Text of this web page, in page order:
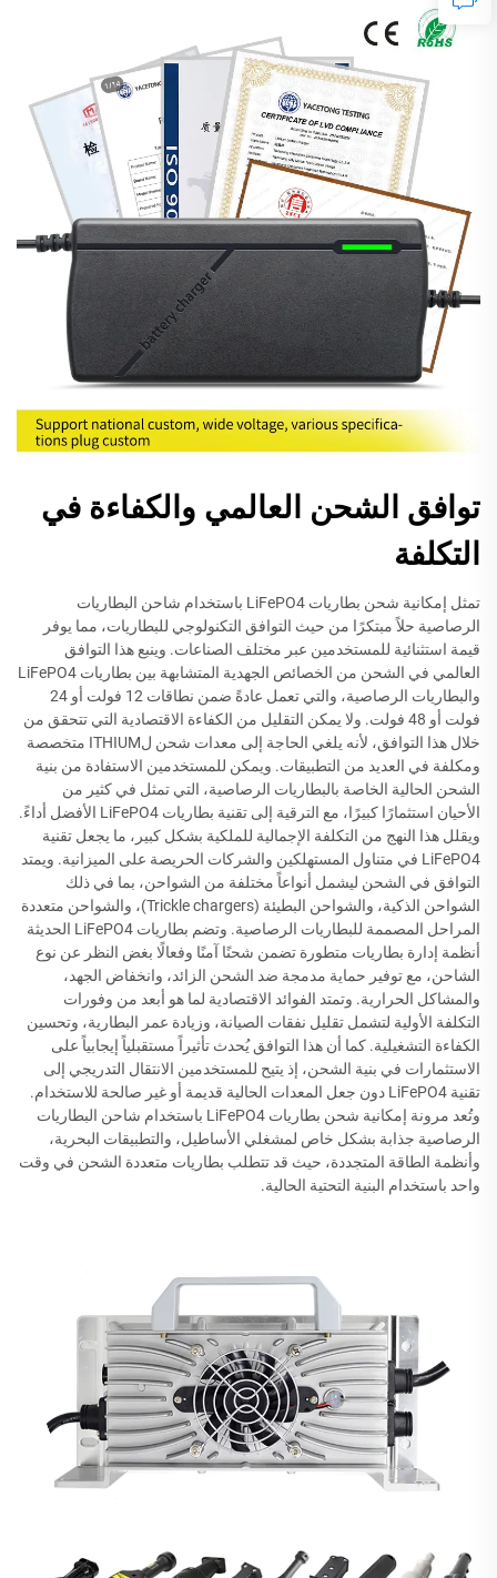
توافق الشحن العالمي والكفاءة في
التكلفة
تمثل إمكانية شحن بطاريات LiFePO4 باستخدام شاحن البطاريات
الرصاصية حلاً مبتكرًا من حيث التوافق التكنولوجي للبطاريات، مما يوفر
قيمة استثنائية للمستخدمين عبر مختلف الصناعات. وينبع هذا التوافق
العالمي في الشحن من الخصائص الجهدية المتشابهة بين بطاريات LiFePO4
والبطاريات الرصاصية، والتي تعمل عادةً ضمن نطاقات 12 فولت أو 24
فولت أو 48 فولت. ولا يمكن التقليل من الكفاءة الاقتصادية التي تتحقق من
خلال هذا التوافق، لأنه يلغي الحاجة إلى معدات شحن لITHIUM متخصصة
ومكلفة في العديد من التطبيقات. ويمكن للمستخدمين الاستفادة من بنية
الشحن الحالية الخاصة بالبطاريات الرصاصية، التي تمثل في كثير من
الأحيان استثمارًا كبيرًا، مع الترقية إلى تقنية بطاريات LiFePO4 الأفضل أداءً.
ويقلل هذا النهج من التكلفة الإجمالية للملكية بشكل كبير، ما يجعل تقنية
LiFePO4 في متناول المستهلكين والشركات الحريصة على الميزانية. ويمتد
التوافق في الشحن ليشمل أنواعاً مختلفة من الشواحن، بما في ذلك
الشواحن الذكية، والشواحن البطيئة (Trickle chargers)، والشواحن متعددة
المراحل المصممة للبطاريات الرصاصية. وتضم بطاريات LiFePO4 الحديثة
أنظمة إدارة بطاريات متطورة تضمن شحنًا آمنًا وفعالًا بغض النظر عن نوع
الشاحن، مع توفير حماية مدمجة ضد الشحن الزائد، وانخفاض الجهد،
والمشاكل الحرارية. وتمتد الفوائد الاقتصادية لما هو أبعد من وفورات
التكلفة الأولية لتشمل تقليل نفقات الصيانة، وزيادة عمر البطارية، وتحسين
الكفاءة التشغيلية. كما أن هذا التوافق يُحدث تأثيراً مستقبلياً إيجابياً على
الاستثمارات في بنية الشحن، إذ يتيح للمستخدمين الانتقال التدريجي إلى
تقنية LiFePO4 دون جعل المعدات الحالية قديمة أو غير صالحة للاستخدام.
وتُعد مرونة إمكانية شحن بطاريات LiFePO4 باستخدام شاحن البطاريات
الرصاصية جذابة بشكل خاص لمشغلي الأساطيل، والتطبيقات البحرية،
وأنظمة الطاقة المتجددة، حيث قد تتطلب بطاريات متعددة الشحن في وقت
واحد باستخدام البنية التحتية الحالية.